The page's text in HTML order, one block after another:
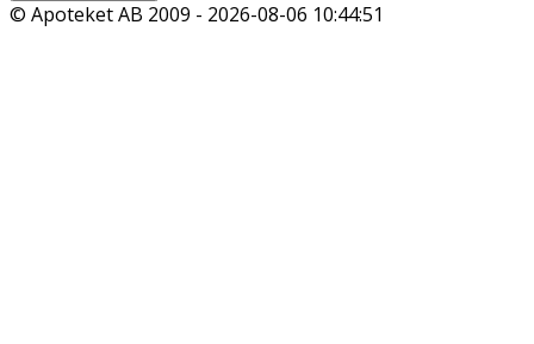
© Apoteket AB 2009 - 2026-08-06 10:44:51